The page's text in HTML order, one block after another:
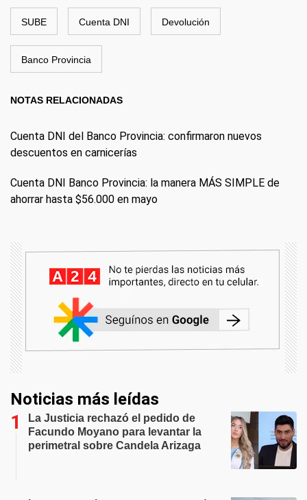
SUBE Cuenta DNI Devolución
Banco Provincia
NOTAS RELACIONADAS
Cuenta DNI del Banco Provincia: confirmaron nuevos
descuentos en carnicerías
Cuenta DNI Banco Provincia: la manera MÁS SIMPLE de
ahorrar hasta $56.000 en mayo
Noticias más leídas
La Justicia rechazó el pedido de
Facundo Moyano para levantar la
perimetral sobre Candela Arizaga